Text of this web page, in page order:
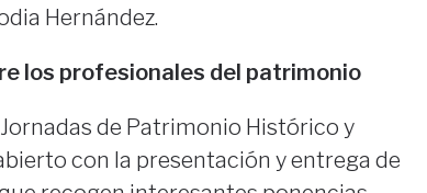
Hernández.
los profesionales del patrimonio
de Patrimonio Histórico y
con la presentación y entrega de